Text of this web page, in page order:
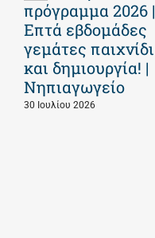
πρόγραμμα 2026 |
Επτά εβδομάδες
γεμάτες παιχνίδι
και δημιουργία! |
Νηπιαγωγείο
30 Ιουλίου 2026